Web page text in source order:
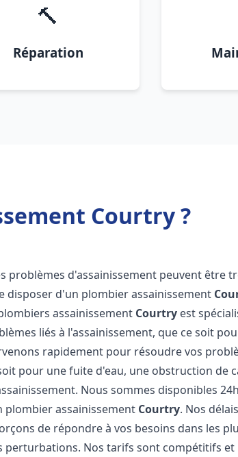
🔨
Réparation
Courtry ?
problèmes d'assainissement peuvent être
disposer d'un plombier assainissement
assainissement Courtry est
liés à l'assainissement, que ce soit
rapidement pour résoudre vos
pour une fuite d'eau, une obstruction de
Nous sommes disponibles
plombier assainissement Courtry. Nos
de répondre à vos besoins dans les
perturbations. Nos tarifs sont compétitifs